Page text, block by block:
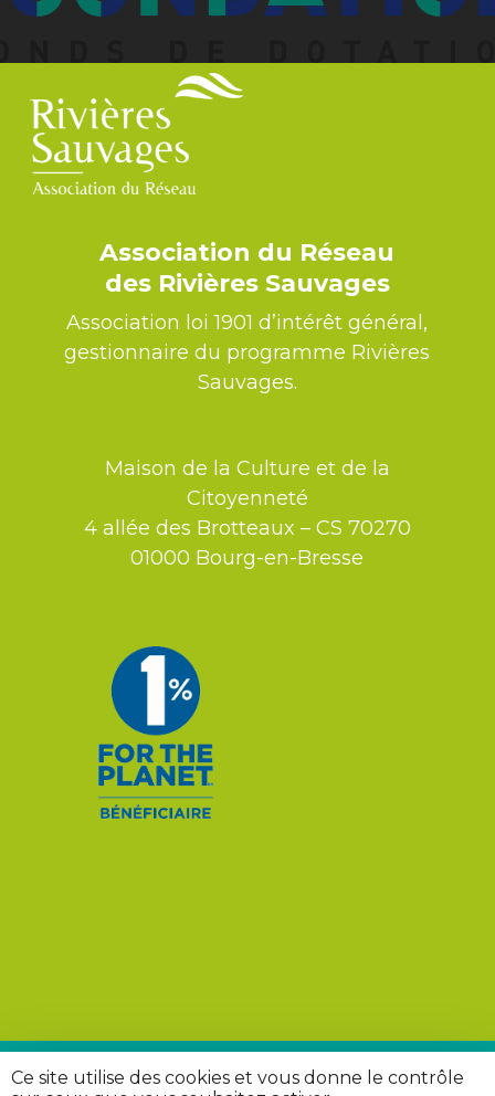
Ce site utilise des cookies et vous donne le contrôle
Association du Réseau
des Rivières Sauvages
Association loi 1901 d’intérêt général,
gestionnaire du programme Rivières
Sauvages.
Maison de la Culture et de la
Citoyenneté
4 allée des Brotteaux – CS 70270
01000 Bourg-en-Bresse
© 2026 Rivières Sauvages. |Mentions légales|Politique